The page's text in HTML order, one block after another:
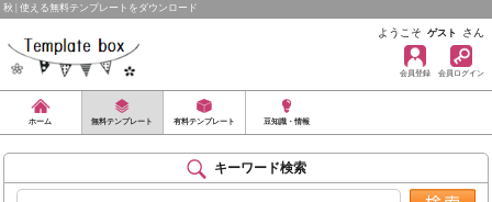
秋 | 使える無料テンプレートをダウンロード
ようこそ ゲスト さん
会員登録 会員ログイン
ホーム 無料テンプレート 有料テンプレート 豆知識・情報
キーワード検索